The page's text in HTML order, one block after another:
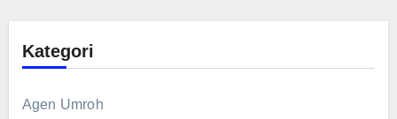
Kategori
Agen Umroh